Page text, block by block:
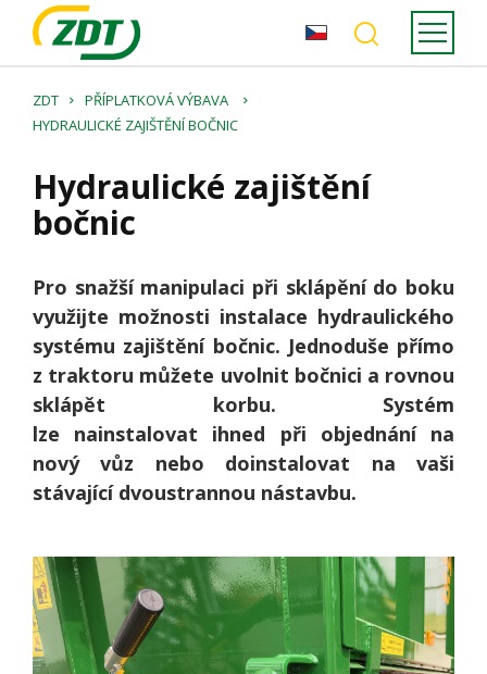
ZDT
PŘÍPLATKOVÁ VÝBAVA
HYDRAULICKÉ ZAJIŠTĚNÍ BOČNIC
Hydraulické zajištění
bočnic
Pro snažší manipulaci při sklápění do boku
využijte možnosti instalace hydraulického
systému zajištění bočnic. Jednoduše přímo
z traktoru můžete uvolnit bočnici a rovnou
sklápět korbu. Systém
lze nainstalovat ihned při objednání na
nový vůz nebo doinstalovat na vaši
stávající dvoustrannou nástavbu.